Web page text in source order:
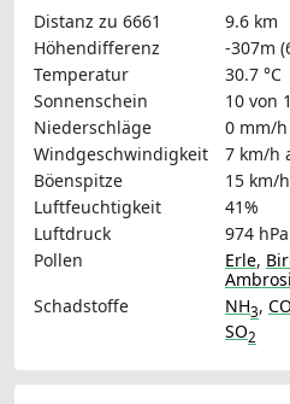
Distanz zu 6661
9.6 km
Höhendifferenz
-307m
Temperatur
30.7 °C
Sonnenschein
10 von
Niederschläge
0 mm/h
Windgeschwindigkeit
7 km/h
Böenspitze
15 km/h
Luftfeuchtigkeit
41%
Luftdruck
974 hPa
Pollen
Erle,
Schadstoffe
NH3, CO
SO2